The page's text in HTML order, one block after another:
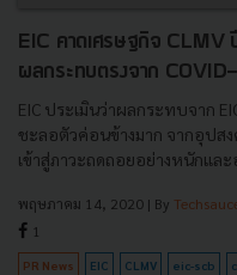
EIC คาดเศรษฐกิจ CLMV
ผลกระทบตรงจาก
EIC ประเมินว่าผลกระทบจาก
ชะลอตัวค่อนข้างมาก จากอุปส
เข้าสู่ภาวะถดถอยอย่างหนักแล
พฤษภาคม 14, 2020 | By
1
PR News EIC CLMV eic-scb